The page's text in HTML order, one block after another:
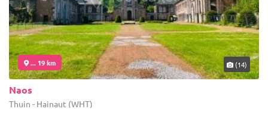
... 19 km (14)
Naos
Thuin - Hainaut (WHT)